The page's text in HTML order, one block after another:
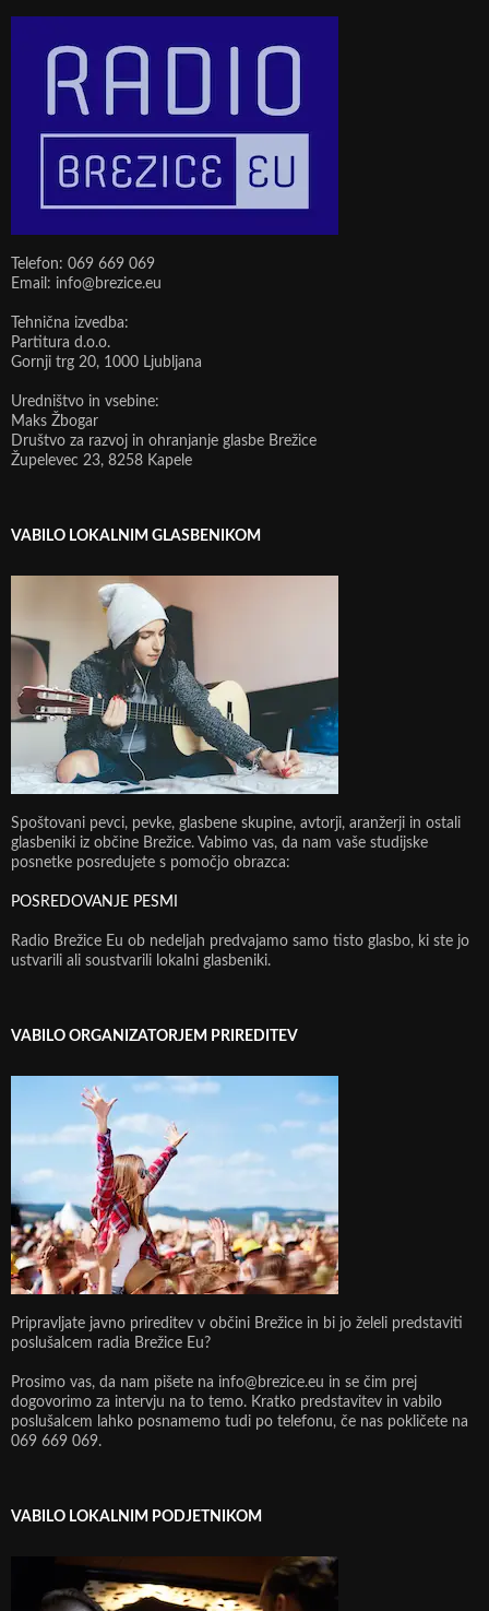
Telefon: 069 669 069
Email: info@brezice.eu
Tehnična izvedba:
Partitura d.o.o.
Gornji trg 20, 1000 Ljubljana
Uredništvo in vsebine:
Maks Žbogar
Društvo za razvoj in ohranjanje glasbe Brežice
Župelevec 23, 8258 Kapele
VABILO LOKALNIM GLASBENIKOM
Spoštovani pevci, pevke, glasbene skupine, avtorji, aranžerji in ostali
glasbeniki iz občine Brežice. Vabimo vas, da nam vaše studijske
posnetke posredujete s pomočjo obrazca:
POSREDOVANJE PESMI
Radio Brežice Eu ob nedeljah predvajamo samo tisto glasbo, ki ste jo
ustvarili ali soustvarili lokalni glasbeniki.
VABILO ORGANIZATORJEM PRIREDITEV
Pripravljate javno prireditev v občini Brežice in bi jo želeli predstaviti
poslušalcem radia Brežice Eu?
Prosimo vas, da nam pišete na info@brezice.eu in se čim prej
dogovorimo za intervju na to temo. Kratko predstavitev in vabilo
poslušalcem lahko posnamemo tudi po telefonu, če nas pokličete na
069 669 069.
VABILO LOKALNIM PODJETNIKOM